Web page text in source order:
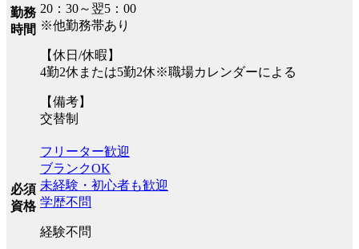
勤務
時間
20：30～翌5：00
※他勤務帯あり
【休日/休暇】
4勤2休または5勤2休※職場カレンダーによる
【備考】
交替制
必須
資格
フリーター歓迎
ブランクOK
未経験・初心者も歓迎
学歴不問
経験不問